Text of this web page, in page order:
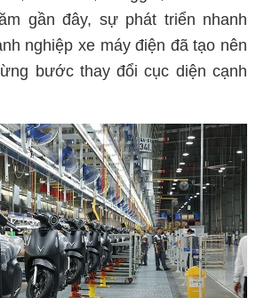
gần đây, sự phát triển nhanh
nghiệp xe máy điện đã tạo nên
bước thay đổi cục diện cạnh